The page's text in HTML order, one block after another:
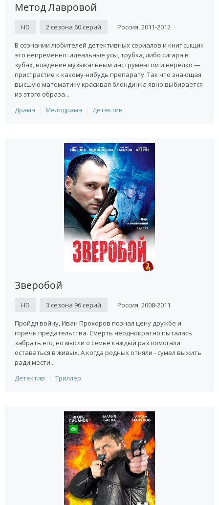
Метод Лавровой
HD 2 сезона 60 серий Россия, 2011-2012
В сознании любителей детективных сериалов и книг сыщик
это непременно: идеальные усы, трубка, либо сигара в
зубах, владение музыкальным инструментом и нередко —
пристрастие к какому-нибудь препарату. Так что знающая
высшую математику красивая блондинка явно выбивается
из этого образа...
Драма
Мелодрама Детектив
Зверобой
HD 3 сезона 96 серий Россия, 2008-2011
Пройдя войну, Иван Прохоров познал цену дружбе и
горечь предательства. Смерть неоднократно пыталась
забрать его, но мысли о семье каждый раз помогали
оставаться в живых. А когда родных отняли - сумел выжить
ради мести...
Детектив
Триллер